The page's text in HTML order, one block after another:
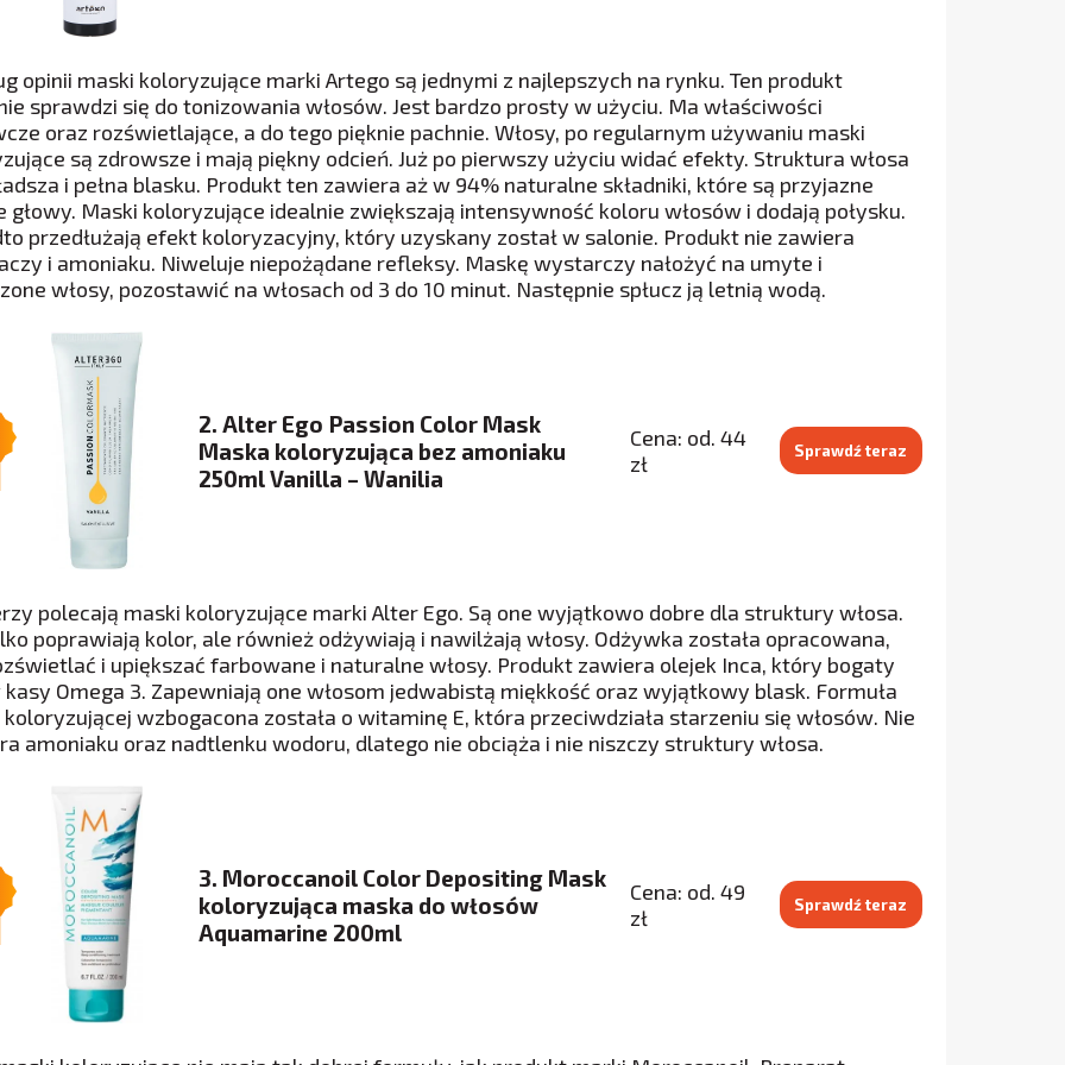
opinii maski koloryzujące marki Artego są jednymi z najlepszych na rynku. Ten produkt
sprawdzi się do tonizowania włosów. Jest bardzo prosty w użyciu. Ma właściwości
oraz rozświetlające, a do tego pięknie pachnie. Włosy, po regularnym używaniu maski
są zdrowsze i mają piękny odcień. Już po pierwszy użyciu widać efekty. Struktura włosa
i pełna blasku. Produkt ten zawiera aż w 94% naturalne składniki, które są przyjazne
głowy. Maski koloryzujące idealnie zwiększają intensywność koloru włosów i dodają połysku.
przedłużają efekt koloryzacyjny, który uzyskany został w salonie. Produkt nie zawiera
i amoniaku. Niweluje niepożądane refleksy. Maskę wystarczy nałożyć na umyte i
włosy, pozostawić na włosach od 3 do 10 minut. Następnie spłucz ją letnią wodą.
2. Alter Ego Passion Color Mask
Maska koloryzująca bez amoniaku
250ml Vanilla – Wanilia
Cena: od. 44
zł
Sprawdź teraz
polecają maski koloryzujące marki Alter Ego. Są one wyjątkowo dobre dla struktury włosa.
poprawiają kolor, ale również odżywiają i nawilżają włosy. Odżywka została opracowana,
i upiększać farbowane i naturalne włosy. Produkt zawiera olejek Inca, który bogaty
Omega 3. Zapewniają one włosom jedwabistą miękkość oraz wyjątkowy blask. Formuła
wzbogacona została o witaminę E, która przeciwdziała starzeniu się włosów. Nie
amoniaku oraz nadtlenku wodoru, dlatego nie obciąża i nie niszczy struktury włosa.
3. Moroccanoil Color Depositing Mask
koloryzująca maska do włosów
Aquamarine 200ml
Cena: od. 49
zł
Sprawdź teraz